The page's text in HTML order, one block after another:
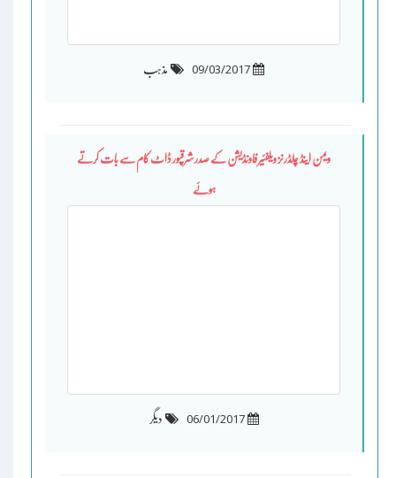
09/03/2017 مذہب
ویمن اینڈ چلڈرنز ویلفئیر فاونڈیشن کے صدر شرقپور ڈاٹ کام سے بات کرتے
ہوئے
06/01/2017 دیگر